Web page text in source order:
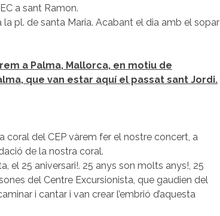
a sant Ramon.
pl. de santa Maria. Acabant el dia amb el sopar
a Palma, Mallorca, en motiu de
que van estar aquí el passat sant Jordi.
coral del CEP vàrem fer el nostre concert, a
de la nostra coral.
el 25 aniversari!. 25 anys son molts anys!, 25
del Centre Excursionista, que gaudien del
i cantar i van crear l’embrió d’aquesta